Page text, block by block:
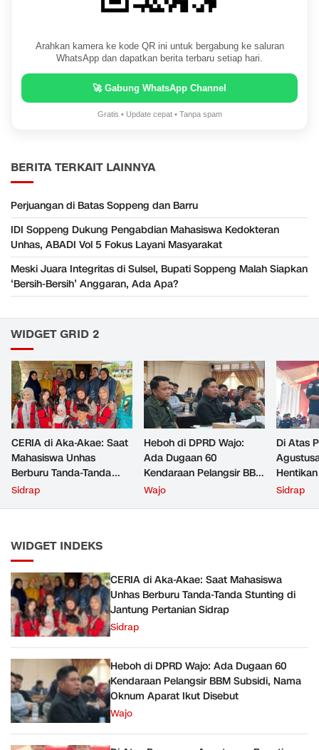
Arahkan kamera ke kode QR ini untuk bergabung ke saluran
WhatsApp dan dapatkan berita terbaru setiap hari.
🚀 Gabung WhatsApp Channel
Gratis • Update cepat • Tanpa spam
BERITA TERKAIT LAINNYA
Perjuangan di Batas Soppeng dan Barru
IDI Soppeng Dukung Pengabdian Mahasiswa Kedokteran
Unhas, ABADI Vol 5 Fokus Layani Masyarakat
Meski Juara Integritas di Sulsel, Bupati Soppeng Malah Siapkan
‘Bersih-Bersih’ Anggaran, Ada Apa?
WIDGET GRID 2
CERIA di Aka-Akae: Saat
Mahasiswa Unhas
Berburu Tanda-Tanda
Stunting di Jantung
Sidrap
Heboh di DPRD Wajo:
Ada Dugaan 60
Kendaraan Pelangsir BBM
Subsidi, Nama Oknum
Wajo
Di Atas
Sidrap
WIDGET INDEKS
CERIA di Aka-Akae: Saat Mahasiswa
Unhas Berburu Tanda-Tanda Stunting di
Jantung Pertanian Sidrap
Sidrap
Heboh di DPRD Wajo: Ada Dugaan 60
Kendaraan Pelangsir BBM Subsidi, Nama
Oknum Aparat Ikut Disebut
Wajo